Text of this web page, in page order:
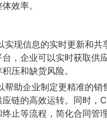
效率。
实现信息的实时更新和
，企业可以实时获取供
压和缺货风险。
帮助企业制定更精准的
链的高效运转。同时，
止等流程，简化合同管